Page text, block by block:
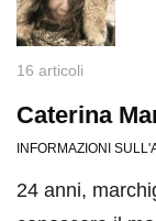
16 articoli
Caterina
INFORMAZIONI
24 anni,